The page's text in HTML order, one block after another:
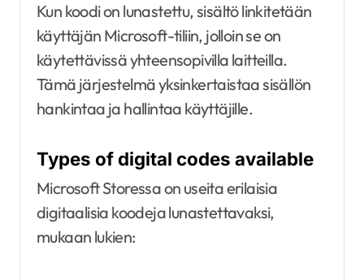
Kun koodi on lunastettu, sisältö linkitetään
käyttäjän Microsoft-tiliin, jolloin se on
käytettävissä yhteensopivilla laitteilla.
Tämä järjestelmä yksinkertaistaa sisällön
hankintaa ja hallintaa käyttäjille.
Types of digital codes available
Microsoft Storessa on useita erilaisia
digitaalisia koodeja lunastettavaksi,
mukaan lukien: